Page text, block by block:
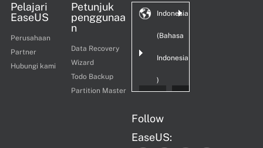
Pelajari
EaseUS
Perusahaan
Partner
Hubungi kami
Petunjuk
penggunaa
n
Data Recovery
Wizard
Todo Backup
Partition Master
Indonesia
(Bahasa
Indonesia
)
Follow
EaseUS: